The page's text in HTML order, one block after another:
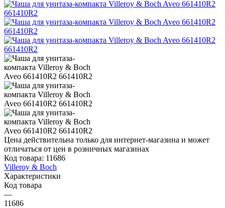
Цена действительна только для интернет-магазина и может
отличаться от цен в розничных магазинах
Код товара: 11686
Villeroy & Boch
Характеристики
Код товара
—
11686